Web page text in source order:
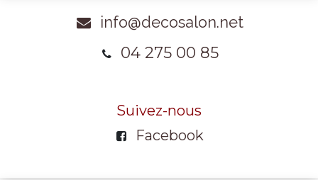
info@decosalon.net
04 275 00 85
Suivez-nous
Facebook